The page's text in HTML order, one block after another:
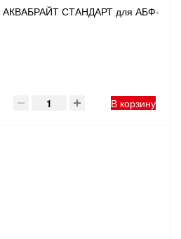
АКВАБРАЙТ СТАНДАРТ для АБФ-
В корзину